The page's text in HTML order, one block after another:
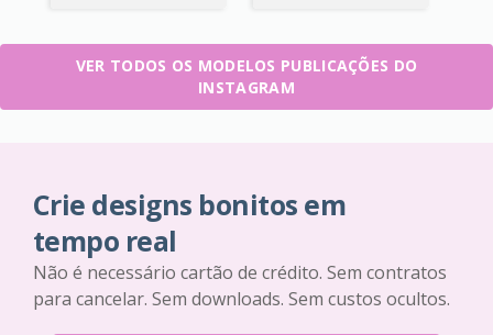
VER TODOS OS MODELOS PUBLICAÇÕES DO
INSTAGRAM
Crie designs bonitos em
tempo real
Não é necessário cartão de crédito. Sem contratos
para cancelar. Sem downloads. Sem custos ocultos.